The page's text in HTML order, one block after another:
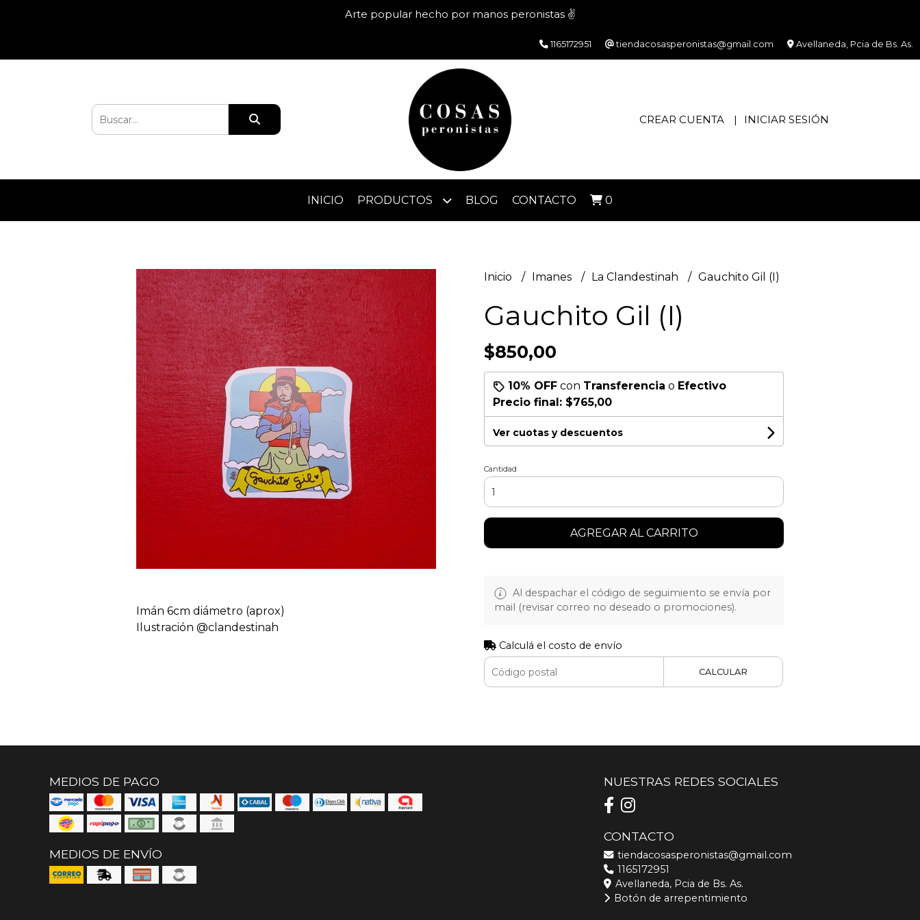
Arte popular hecho por manos peronistas ✌️
1165172951 tiendacosasperonistas@gmail.com Avellaneda, Pcia de Bs. As.
CREAR CUENTA INICIAR SESIÓN
INICIO PRODUCTOS BLOG CONTACTO 0
Imán 6cm diámetro (aprox)
Ilustración @clandestinah
Inicio Imanes La Clandestinah Gauchito Gil (I)
Gauchito Gil (I)
$850,00
10% OFF con Transferencia o Efectivo
Precio final: $765,00
Ver cuotas y descuentos
Cantidad
AGREGAR AL CARRITO
Al despachar el código de seguimiento se envía por
mail (revisar correo no deseado o promociones).
Calculá el costo de envío
CALCULAR
MEDIOS DE PAGO
MEDIOS DE ENVÍO
NUESTRAS REDES SOCIALES
CONTACTO
tiendacosasperonistas@gmail.com
1165172951
Avellaneda, Pcia de Bs. As.
Botón de arrepentimiento